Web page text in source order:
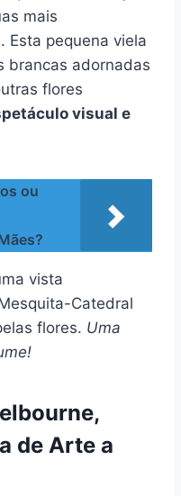
mais
Esta pequena viela
brancas adornadas
flores
visual e
ou
vista
Catedral
flores. Uma
de Arte a